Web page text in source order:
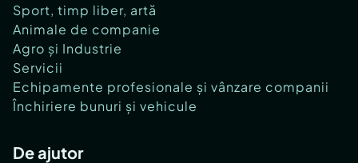
Sport, timp liber, artă
Animale de companie
Agro și Industrie
Servicii
Echipamente profesionale și vânzare companii
Închiriere bunuri și vehicule
De ajutor